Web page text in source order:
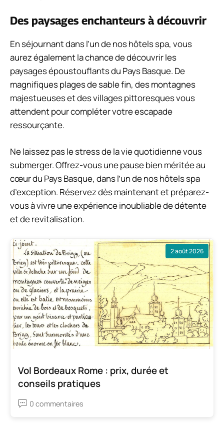
Des paysages enchanteurs à découvrir
En séjournant dans l’un de nos hôtels spa, vous
aurez également la chance de découvrir les
paysages époustouflants du Pays Basque. De
magnifiques plages de sable fin, des montagnes
majestueuses et des villages pittoresques vous
attendent pour compléter votre escapade
ressourçante.
Ne laissez pas le stress de la vie quotidienne vous
submerger. Offrez-vous une pause bien méritée au
cœur du Pays Basque, dans l’un de nos hôtels spa
d’exception. Réservez dès maintenant et préparez-
vous à vivre une expérience inoubliable de détente
et de revitalisation.
2 août 2026
Vol Bordeaux Rome : prix, durée et
conseils pratiques
0 commentaires